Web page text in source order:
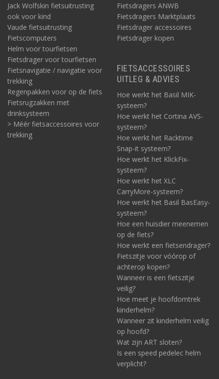
Jack Wolfskin fietsuitrusting
ook voor kind
Vaude fietsuitrusting
Fietscomputers
Helm voor tourfietsen
Fietsdrager voor tourfietsen
Fietsnavigatie / navigatie voor
trekking
Regenpakken voor op de fiets
Fietsrugzakken met
drinksysteem
> Méér fietsaccessoires voor
trekking
Fietsdragers ANWB
Fietsdragers Marktplaats
Fietsdrager accessoires
Fietsdrager kopen
FIETSACCESSOIRES
UITLEG & ADVIES
Hoe werkt het Basil MIK-
systeem?
Hoe werkt het Cortina AVS-
systeem?
Hoe werkt het Racktime
Snap-it systeem?
Hoe werkt het KlickFix-
systeem?
Hoe werkt het XLC
CarryMore-systeem?
Hoe werkt het Basil BasEasy-
systeem?
Hoe een huisdier meenemen
op de fiets?
Hoe werkt een fietsendrager?
Fietszitje voor vóórop of
achterop kopen?
Wanneer is een fietszitje
veilig?
Hoe meet je hoofdomtrek
kinderhelm?
Wanneer zit kinderhelm veilig
op hoofd?
Wat zijn ART sloten?
Is een speed pedelec helm
verplicht?